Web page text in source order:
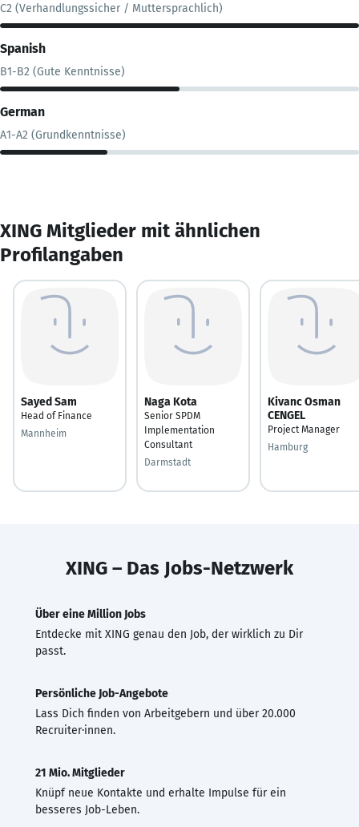
C2 (Verhandlungssicher / Muttersprachlich)
Spanish
B1-B2 (Gute Kenntnisse)
German
A1-A2 (Grundkenntnisse)
XING Mitglieder mit ähnlichen
Profilangaben
Sayed Sam
Head of Finance
Mannheim
Naga Kota
Senior SPDM
Implementation
Consultant
Darmstadt
Kivanc Osman
CENGEL
Project Manager
Hamburg
XING – Das Jobs-Netzwerk
Über eine Million Jobs
Entdecke mit XING genau den Job, der wirklich zu Dir
passt.
Persönliche Job-Angebote
Lass Dich finden von Arbeitgebern und über 20.000
Recruiter·innen.
21 Mio. Mitglieder
Knüpf neue Kontakte und erhalte Impulse für ein
besseres Job-Leben.